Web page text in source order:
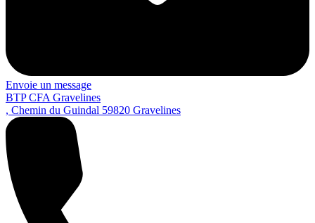
Envoie un message
BTP CFA Gravelines
, Chemin du Guindal 59820 Gravelines